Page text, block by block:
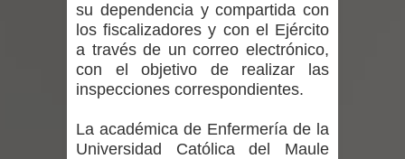
regresa de Brasil tras impulsar un
intercambio musical y pedagógico
con comunidades escolares
Alta positividad en influenza hace que
su dependencia y compartida con
los fiscalizadores y con el Ejército
a través de un correo electrónico,
con el objetivo de realizar las
inspecciones correspondientes.
La académica de Enfermería de la
Universidad Católica del Maule